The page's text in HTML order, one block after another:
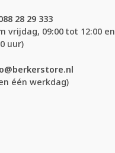
28 29 333
vrijdag, 09:00 tot 12:00 en
uur)
één werkdag)